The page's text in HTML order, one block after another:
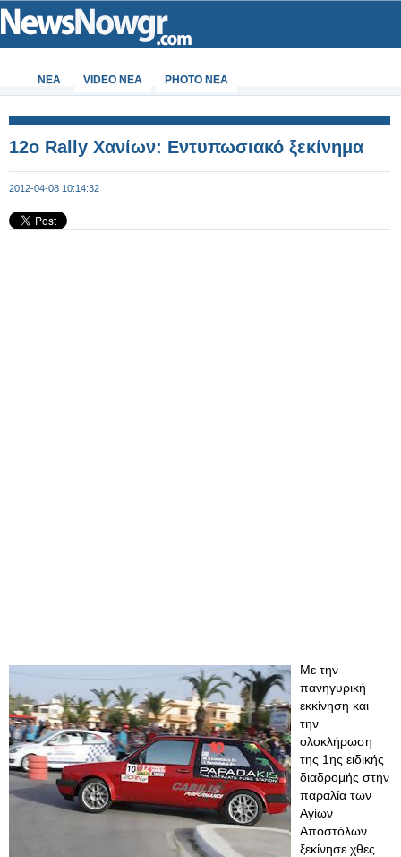
ΝΕΑ VIDEO NEA PHOTO NEA
12o Rally Χανίων: Εντυπωσιακό ξεκίνημα
2012-04-08 10:14:32
Με την
πανηγυρική
εκκίνηση και
την
ολοκλήρωση
της 1ης ειδικής
διαδρομής στην
παραλία των
Αγίων
Αποστόλων
ξεκίνησε χθες